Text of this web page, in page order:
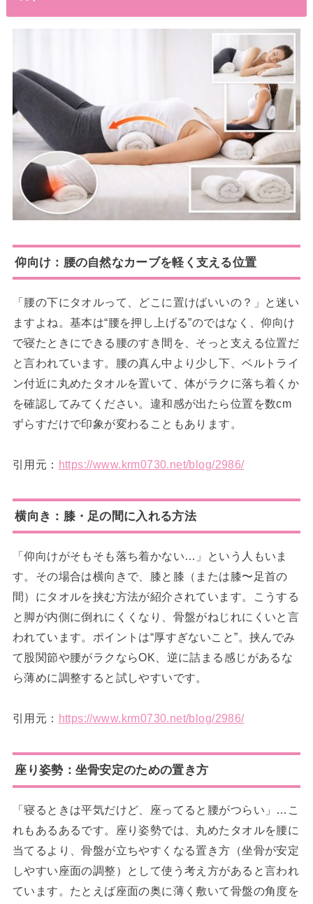
仰向け：腰の自然なカーブを軽く支える位置
「腰の下にタオルって、どこに置けばいいの？」と迷い
ますよね。基本は“腰を押し上げる”のではなく、仰向け
で寝たときにできる腰のすき間を、そっと支える位置だ
と言われています。腰の真ん中より少し下、ベルトライ
ン付近に丸めたタオルを置いて、体がラクに落ち着くか
を確認してみてください。違和感が出たら位置を数cm
ずらすだけで印象が変わることもあります。
引用元： https://www.krm0730.net/blog/2986/
横向き：膝・足の間に入れる方法
「仰向けがそもそも落ち着かない…」という人もいま
す。その場合は横向きで、膝と膝（または膝〜足首の
間）にタオルを挟む方法が紹介されています。こうする
と脚が内側に倒れにくくなり、骨盤がねじれにくいと言
われています。ポイントは“厚すぎないこと”。挟んでみ
て股関節や腰がラクならOK、逆に詰まる感じがあるな
ら薄めに調整すると試しやすいです。
引用元： https://www.krm0730.net/blog/2986/
座り姿勢：坐骨安定のための置き方
「寝るときは平気だけど、座ってると腰がつらい」…こ
れもあるあるです。座り姿勢では、丸めたタオルを腰に
当てるより、骨盤が立ちやすくなる置き方（坐骨が安定
しやすい座面の調整）として使う考え方があると言われ
ています。たとえば座面の奥に薄く敷いて骨盤の角度を